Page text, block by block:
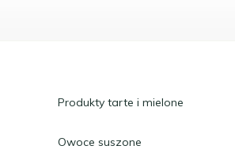
Produkty tarte i mielone
Owoce suszone